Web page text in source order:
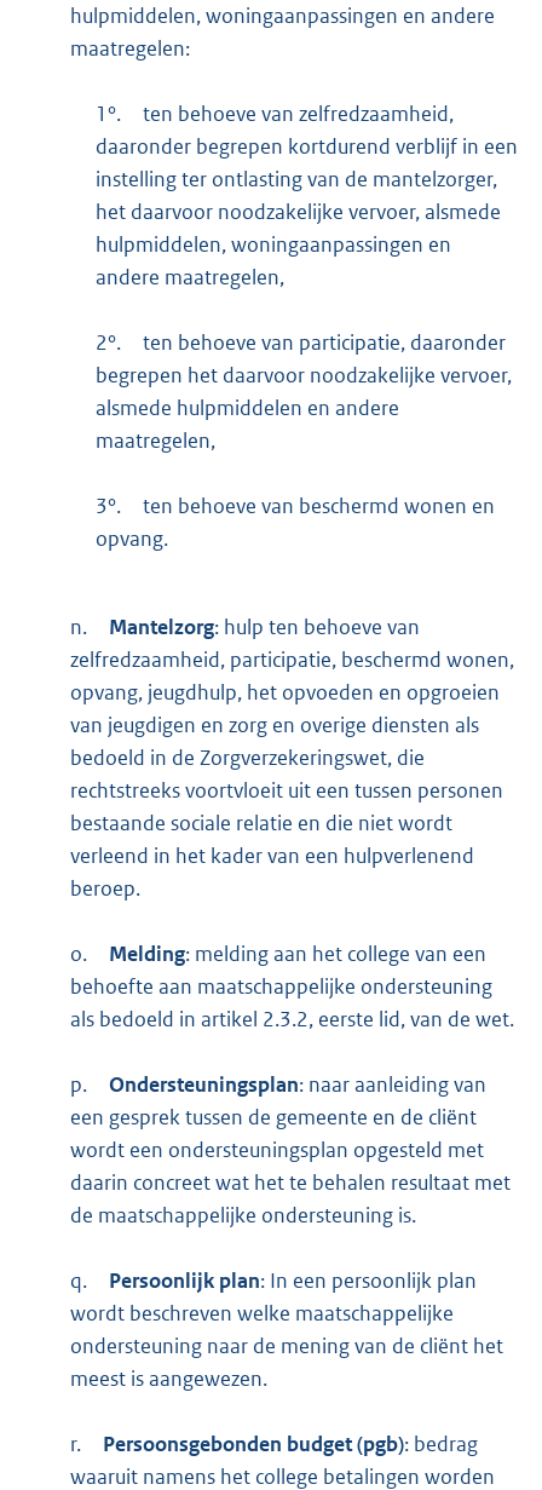
hulpmiddelen, woningaanpassingen en andere
maatregelen:
1°.
ten behoeve van zelfredzaamheid,
daaronder begrepen kortdurend verblijf in een
instelling ter ontlasting van de mantelzorger,
het daarvoor noodzakelijke vervoer, alsmede
hulpmiddelen, woningaanpassingen en
andere maatregelen,
2°.
ten behoeve van participatie, daaronder
begrepen het daarvoor noodzakelijke vervoer,
alsmede hulpmiddelen en andere
maatregelen,
3°.
ten behoeve van beschermd wonen en
opvang.
n. Mantelzorg: hulp ten behoeve van
zelfredzaamheid, participatie, beschermd wonen,
opvang, jeugdhulp, het opvoeden en opgroeien
van jeugdigen en zorg en overige diensten als
bedoeld in de Zorgverzekeringswet, die
rechtstreeks voortvloeit uit een tussen personen
bestaande sociale relatie en die niet wordt
verleend in het kader van een hulpverlenend
beroep.
o. Melding: melding aan het college van een
behoefte aan maatschappelijke ondersteuning
als bedoeld in artikel 2.3.2, eerste lid, van de wet.
p. Ondersteuningsplan: naar aanleiding van
een gesprek tussen de gemeente en de cliënt
wordt een ondersteuningsplan opgesteld met
daarin concreet wat het te behalen resultaat met
de maatschappelijke ondersteuning is.
q. Persoonlijk plan: In een persoonlijk plan
wordt beschreven welke maatschappelijke
ondersteuning naar de mening van de cliënt het
meest is aangewezen.
r. Persoonsgebonden budget (pgb): bedrag
waaruit namens het college betalingen worden